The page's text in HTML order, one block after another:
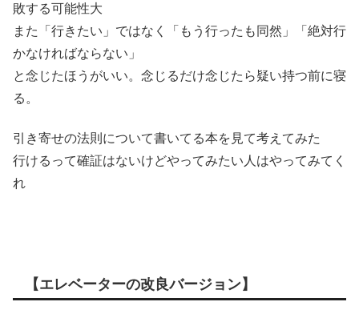
敗する可能性大
また「行きたい」ではなく「もう行ったも同然」「絶対行
かなければならない」
と念じたほうがいい。念じるだけ念じたら疑い持つ前に寝
る。
引き寄せの法則について書いてる本を見て考えてみた
行けるって確証はないけどやってみたい人はやってみてく
れ
【エレベーターの改良バージョン】